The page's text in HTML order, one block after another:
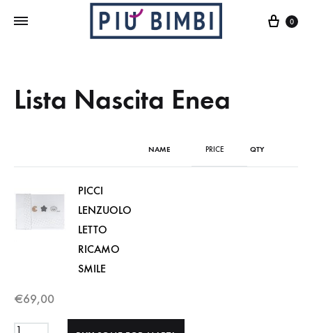
Cart
0
Lista Nascita Enea
NAME PRICE QTY
PICCI
LENZUOLO
LETTO
RICAMO
SMILE
€69,00